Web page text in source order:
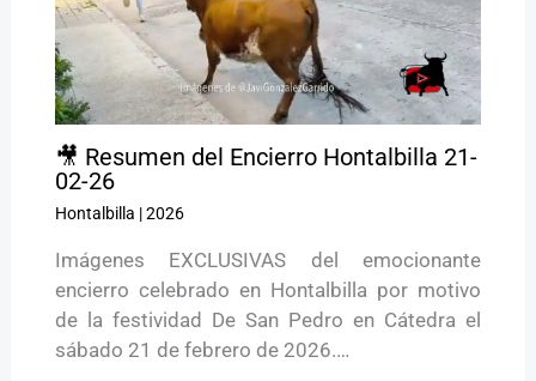
🎥 Resumen del Encierro Hontalbilla 21-
02-26
Hontalbilla |2026
Imágenes EXCLUSIVAS del emocionante
encierro celebrado en Hontalbilla por motivo
de la festividad De San Pedro en Cátedra el
sábado 21 de febrero de 2026.…